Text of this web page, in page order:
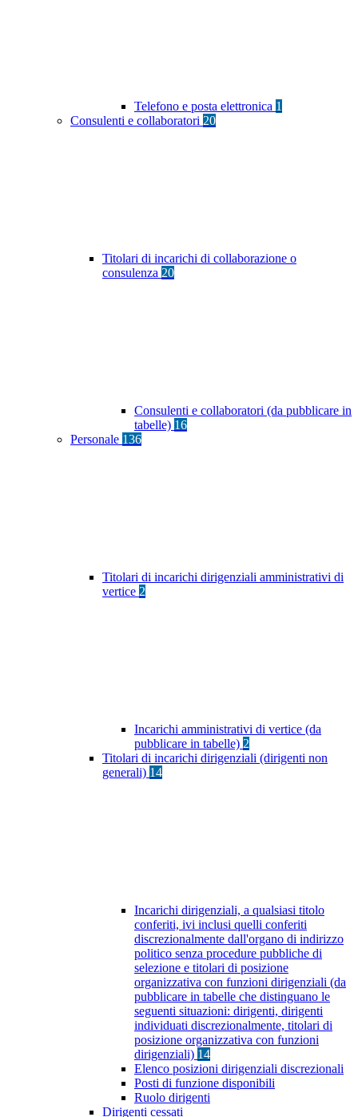
Telefono e posta elettronica 1
Consulenti e collaboratori 20
Titolari di incarichi di collaborazione o
consulenza 20
Consulenti e collaboratori (da pubblicare in
tabelle) 16
Personale 136
Titolari di incarichi dirigenziali amministrativi di
vertice 2
Incarichi amministrativi di vertice (da
pubblicare in tabelle) 2
Titolari di incarichi dirigenziali (dirigenti non
generali) 14
Incarichi dirigenziali, a qualsiasi titolo
conferiti, ivi inclusi quelli conferiti
discrezionalmente dall'organo di indirizzo
politico senza procedure pubbliche di
selezione e titolari di posizione
organizzativa con funzioni dirigenziali (da
pubblicare in tabelle che distinguano le
seguenti situazioni: dirigenti, dirigenti
individuati discrezionalmente, titolari di
posizione organizzativa con funzioni
dirigenziali) 14
Elenco posizioni dirigenziali discrezionali
Posti di funzione disponibili
Ruolo dirigenti
Dirigenti cessati